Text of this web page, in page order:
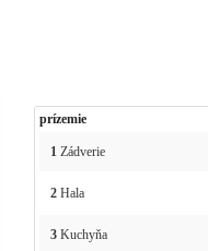
prízemie
1Zádverie
2Hala
3Kuchyňa